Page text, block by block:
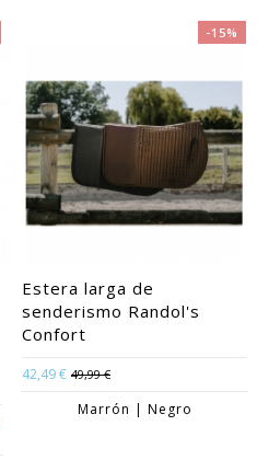
-15%
Estera larga de
senderismo Randol's
Confort
42,49 € 49,99 €
Marrón | Negro